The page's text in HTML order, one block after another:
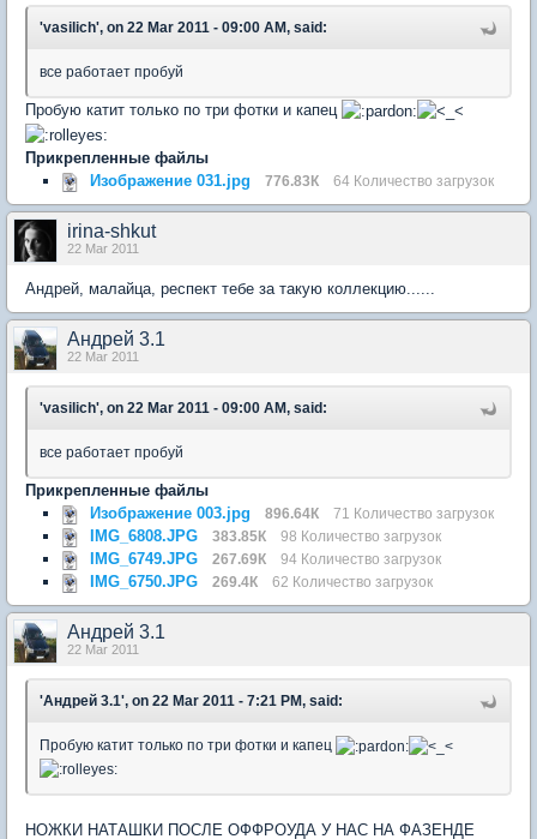
'vasilich', on 22 Mar 2011 - 09:00 AM, said:
все работает пробуй
Пробую катит только по три фотки и капец
Прикрепленные файлы
Изображение 031.jpg
776.83К 64 Количество загрузок
irina-shkut
22 Mar 2011
Андрей, малайца, респект тебе за такую коллекцию......
Андрей 3.1
22 Mar 2011
'vasilich', on 22 Mar 2011 - 09:00 AM, said:
все работает пробуй
Прикрепленные файлы
Изображение 003.jpg
896.64К 71 Количество загрузок
IMG_6808.JPG 383.85К 98 Количество загрузок
IMG_6749.JPG 267.69К 94 Количество загрузок
IMG_6750.JPG 269.4К 62 Количество загрузок
Андрей 3.1
22 Mar 2011
'Андрей 3.1', on 22 Mar 2011 - 7:21 PM, said:
Пробую катит только по три фотки и капец
НОЖКИ НАТАШКИ ПОСЛЕ ОФФРОУДА У НАС НА ФАЗЕНДЕ